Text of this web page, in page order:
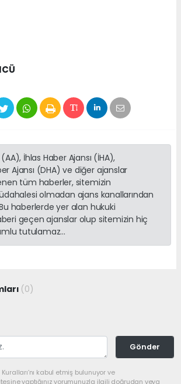
İhlas Haber Ajansı (İHA),
Ajansı (DHA) ve diğer ajanslar
tüm haberler, sitemizin
olmadan ajans kanallarından
haberlerde yer alan hukuki
geçen ajanslar olup sitemizin hiç
tutulamaz...
(0)
Gönder
kabul etmiş bulunuyor ve
yaptığınız yorumunuzla ilgili doğrudan veya